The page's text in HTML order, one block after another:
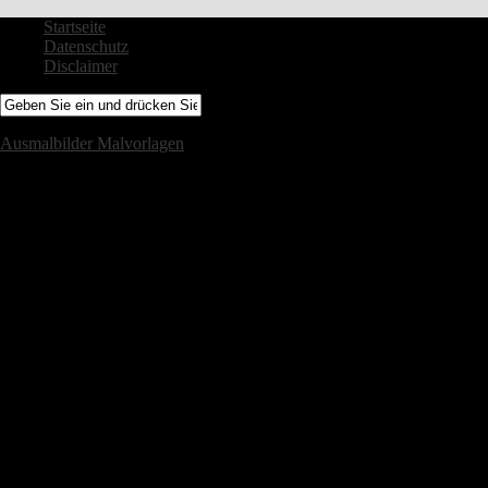
Startseite
Datenschutz
Disclaimer
Ausmalbilder Malvorlagen